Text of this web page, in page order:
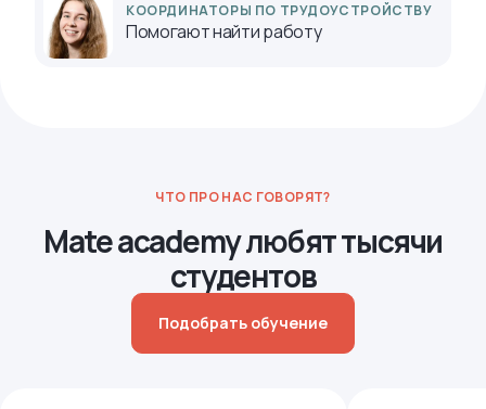
КООРДИНАТОРЫ ПО ТРУДОУСТРОЙСТВУ
Помогают найти работу
ЧТО ПРО НАС ГОВОРЯТ?
Mate academy любят тысячи
студентов
Подобрать обучение